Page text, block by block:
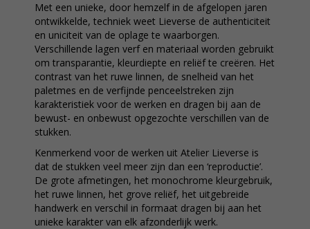
Met een unieke, door hemzelf in de afgelopen jaren
ontwikkelde, techniek weet Lieverse de authenticiteit
en uniciteit van de oplage te waarborgen.
Verschillende lagen verf en materiaal worden gebruikt
om transparantie, kleurdiepte en reliëf te creëren. Het
contrast van het ruwe linnen, de snelheid van het
paletmes en de verfijnde penceelstreken zijn
karakteristiek voor de werken en dragen bij aan de
bewust- en onbewust opgezochte verschillen van de
stukken.
Kenmerkend voor de werken uit Atelier Lieverse is
dat de stukken veel meer zijn dan een ‘reproductie’.
De grote afmetingen, het monochrome kleurgebruik,
het ruwe linnen, het grove reliëf, het uitgebreide
handwerk en verschil in formaat dragen bij aan het
unieke karakter van elk afzonderlijk werk.